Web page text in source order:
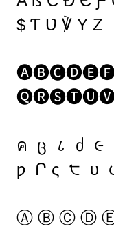
$ Ƭ Ʋ ℣ Υ Ζ
ค ც ८ ძ ૯
Ⓐ Ⓑ Ⓒ Ⓓ